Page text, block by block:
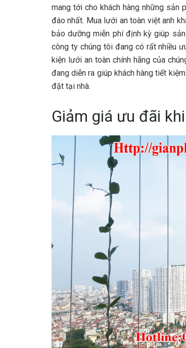
mang tới cho khách hàng những sản
đáo nhất. Mua lưới an toàn việt anh
bảo dưỡng miễn phí định kỳ giúp
công ty chúng tôi đang có rất nhiều
kiện lưới an toàn chính hãng của
đang diễn ra giúp khách hàng tiết
đặt tại nhà.
Giảm giá ưu đãi